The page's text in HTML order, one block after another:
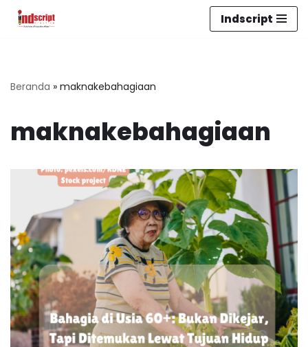
Indscript
Beranda » maknakebahagiaan
maknakebahagiaan